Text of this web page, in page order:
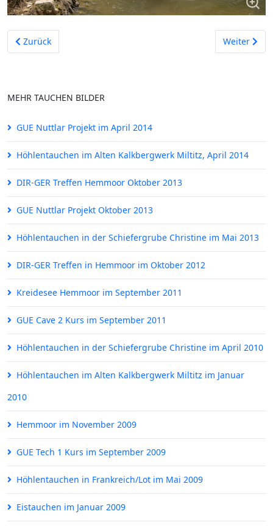
Vorheriger Beitrag: GUE Tech 1 Kurs im September 2009
Zurück Nächster
Weiter
MEHR TAUCHEN BILDER
GUE Nuttlar Projekt im April 2014
Höhlentauchen im Alten Kalkbergwerk Miltitz, April 2014
DIR-GER Treffen Hemmoor Oktober 2013
GUE Nuttlar Projekt Oktober 2013
Höhlentauchen in der Schiefergrube Christine im Mai 2013
DIR-GER Treffen in Hemmoor im Oktober 2012
Kreidesee Hemmoor im September 2011
GUE Cave 2 Kurs im September 2011
Höhlentauchen in der Schiefergrube Christine im April 2010
Höhlentauchen im Alten Kalkbergwerk Miltitz im Januar
2010
Hemmoor im November 2009
GUE Tech 1 Kurs im September 2009
Höhlentauchen in Frankreich/Lot im Mai 2009
Eistauchen im Januar 2009